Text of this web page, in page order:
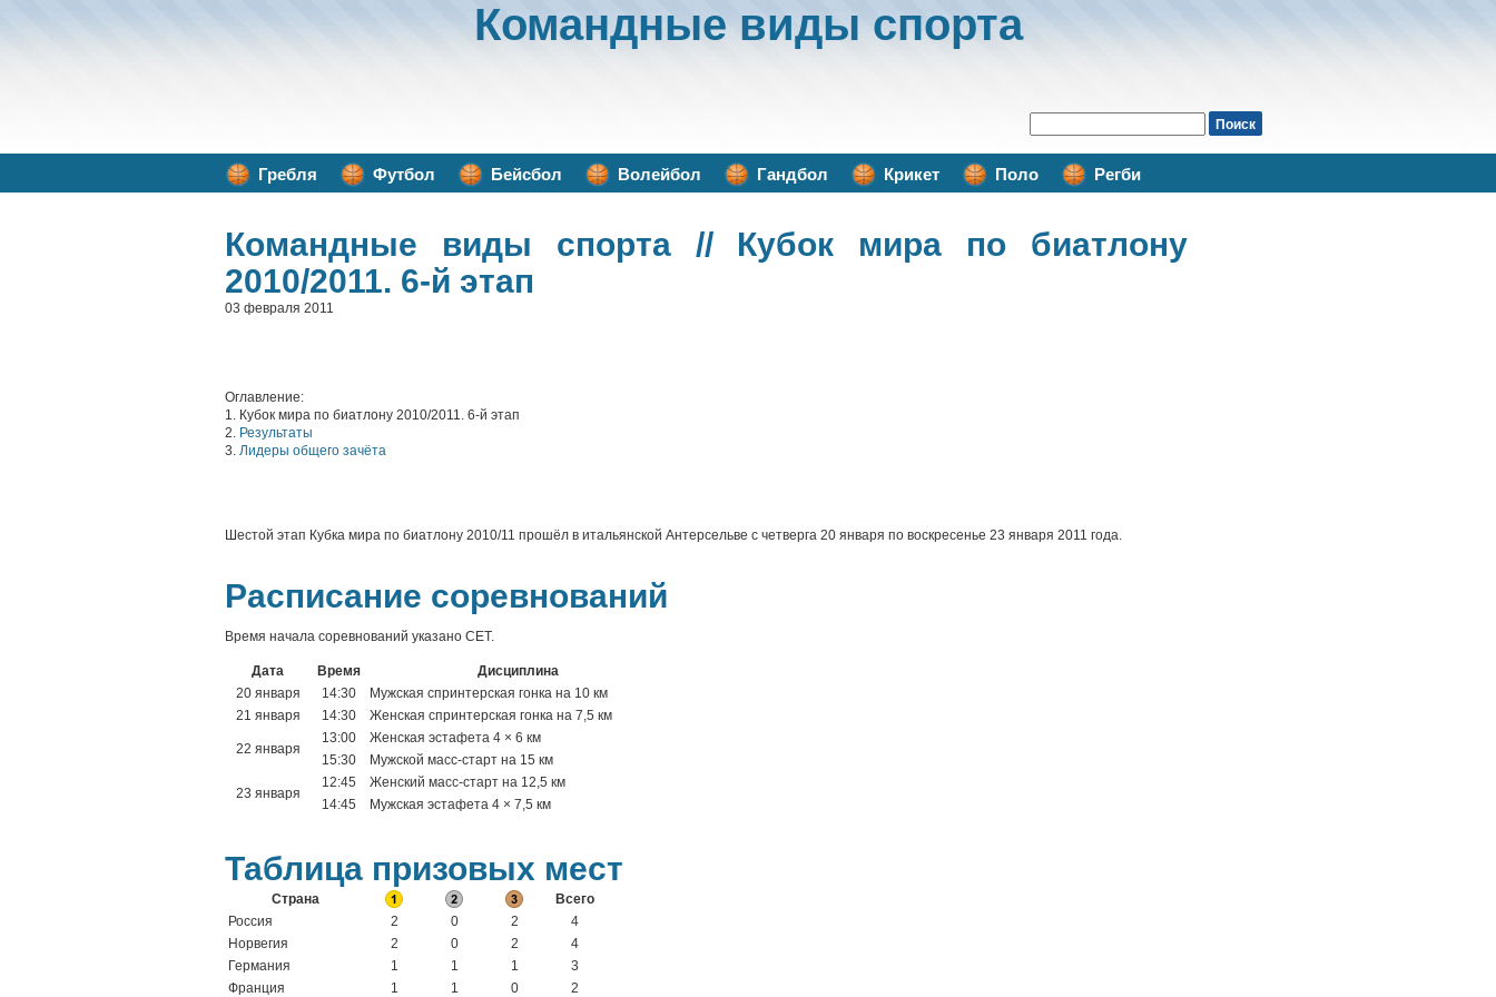
Командные виды спорта
Гребля Футбол Бейсбол Волейбол Гандбол Крикет Поло Регби
Командные виды спорта// Кубок мира по биатлону
2010/2011. 6-й этап
03 февраля 2011
Оглавление:
1. Кубок мира по биатлону 2010/2011. 6-й этап
2. Результаты
3. Лидеры общего зачёта
Шестой этап Кубка мира по биатлону 2010/11 прошёл в итальянской Антерсельве с четверга 20 января по воскресенье 23 января 2011 года.
Расписание соревнований
Время начала соревнований указано CET.
Дата Время
Дисциплина
20 января
14:30
Мужская спринтерская гонка на 10 км
21 января
14:30 Женская спринтерская гонка на 7,5 км
22 января
13:00
Женская эстафета 4 × 6 км
15:30
Мужской масс-старт на 15 км
23 января
12:45
Женский масс-старт на 12,5 км
14:45
Мужская эстафета 4 × 7,5 км
Таблица призовых мест
Страна
Всего
Россия
2 0 2
4
Норвегия
2 0 2
4
Германия
1 1 1
3
Франция
1 1 0
2